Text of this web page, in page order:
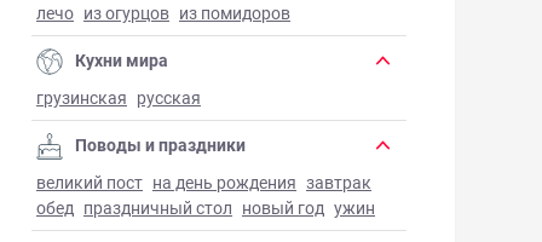
лечо из огурцов из помидоров
Кухни мира
грузинская русская
Поводы и праздники
великий пост на день рождения завтрак
обед праздничный стол новый год ужин